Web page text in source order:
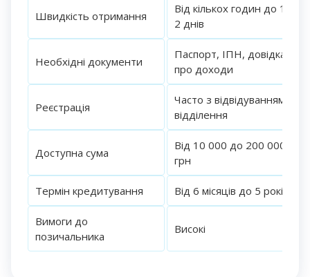
Швидкість отримання
Від кількох годин до 1–
2 днів
Необхідні документи
Паспорт, ІПН, довідка
про доходи
Реєстрація
Часто з відвідуванням
відділення
Доступна сума
Від 10 000 до 200 000
грн
Термін кредитування Від 6 місяців до 5 років
Вимоги до
позичальника
Високі